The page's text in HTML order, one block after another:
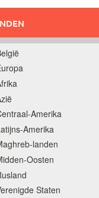
Amerika
Amerika
landen
Oosten
Staten